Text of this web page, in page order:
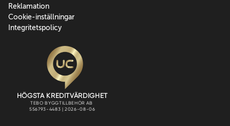
Reklamation
Cookie-inställningar
Integritetspolicy